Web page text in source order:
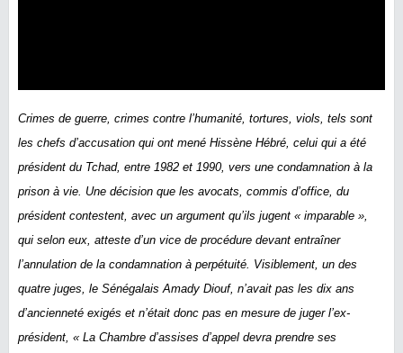
Crimes de guerre, crimes contre l’humanité, tortures, viols, tels sont
les chefs d’accusation qui ont mené Hissène Hébré, celui qui a été
président du Tchad, entre 1982 et 1990, vers une condamnation à la
prison à vie. Une décision que les avocats, commis d’office, du
président contestent, avec un argument qu’ils jugent « imparable »,
qui selon eux, atteste d’un vice de procédure devant entraîner
l’annulation de la condamnation à perpétuité. Visiblement, un des
quatre juges, le Sénégalais Amady Diouf, n’avait pas les dix ans
d’ancienneté exigés et n’était donc pas en mesure de juger l’ex-
président, « La Chambre d’assises d’appel devra prendre ses